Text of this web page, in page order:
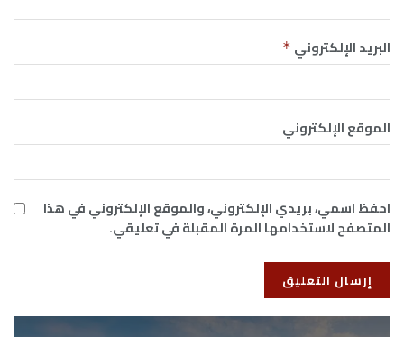
البريد الإلكتروني *
الموقع الإلكتروني
احفظ اسمي، بريدي الإلكتروني، والموقع الإلكتروني في هذا
المتصفح لاستخدامها المرة المقبلة في تعليقي.